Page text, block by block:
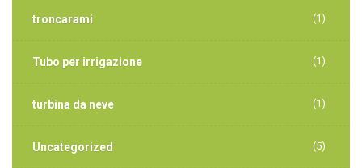
troncarami (1)
Tubo per irrigazione (1)
turbina da neve (1)
Uncategorized (5)